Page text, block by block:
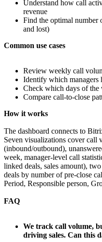
Understand how call
revenue
Find the optimal number
and lost)
Common use cases
Review weekly call
Identify which managers
Check which days of the
Compare call-to-close
How it works
The dashboard connects to
Seven visualizations cover call
(inbound/outbound),
week, manager-level call
linked deals, sales amount),
deals by number of pre-close
Period, Responsible person,
FAQ
We track call volume,
driving sales. Can this